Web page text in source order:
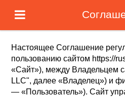
Настоящее Соглашение
пользованию сайтом https://
«Сайт»), между Владельцем
LLC", далее «Владелец») и
— «Пользователь»). Сайт